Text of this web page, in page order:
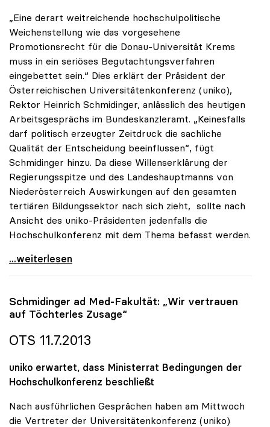
„Eine derart weitreichende hochschulpolitische
Weichenstellung wie das vorgesehene
Promotionsrecht für die Donau-Universität Krems
muss in ein seriöses Begutachtungsverfahren
eingebettet sein.“ Dies erklärt der Präsident der
Österreichischen Universitätenkonferenz (uniko),
Rektor Heinrich Schmidinger, anlässlich des heutigen
Arbeitsgesprächs im Bundeskanzleramt. „Keinesfalls
darf politisch erzeugter Zeitdruck die sachliche
Qualität der Entscheidung beeinflussen“, fügt
Schmidinger hinzu. Da diese Willenserklärung der
Regierungsspitze und des Landeshauptmanns von
Niederösterreich Auswirkungen auf den gesamten
tertiären Bildungssektor nach sich zieht, sollte nach
Ansicht des uniko-Präsidenten jedenfalls die
Hochschulkonferenz mit dem Thema befasst werden.
uniko zu Promotionsrecht: „Seriöses
...weiterlesen
Schmidinger ad Med-Fakultät: „Wir vertrauen
auf Töchterles Zusage“
OTS 11.7.2013
uniko erwartet, dass Ministerrat Bedingungen der
Hochschulkonferenz beschließt
Nach ausführlichen Gesprächen haben am Mittwoch
die Vertreter der Universitätenkonferenz (uniko)